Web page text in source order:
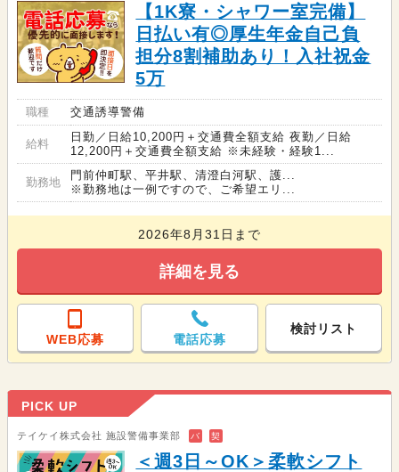
【1K寮・シャワー室完備】
日払い有◎厚生年金自己負
担分8割補助あり！入社祝金
5万
職種 交通誘導警備
給料
日勤／日給10,200円＋交通費全額支給 夜勤／日給
12,200円＋交通費全額支給 ※未経験・経験1...
勤務地
門前仲町駅、平井駅、清澄白河駅、護...
※勤務地は一例ですので、ご希望エリ...
2026年8月31日まで
詳細を見る
WEB応募 電話応募
検討リスト
PICK UP
テイケイ株式会社 施設警備事業部 バ 契
＜週3日～OK＞柔軟シフト